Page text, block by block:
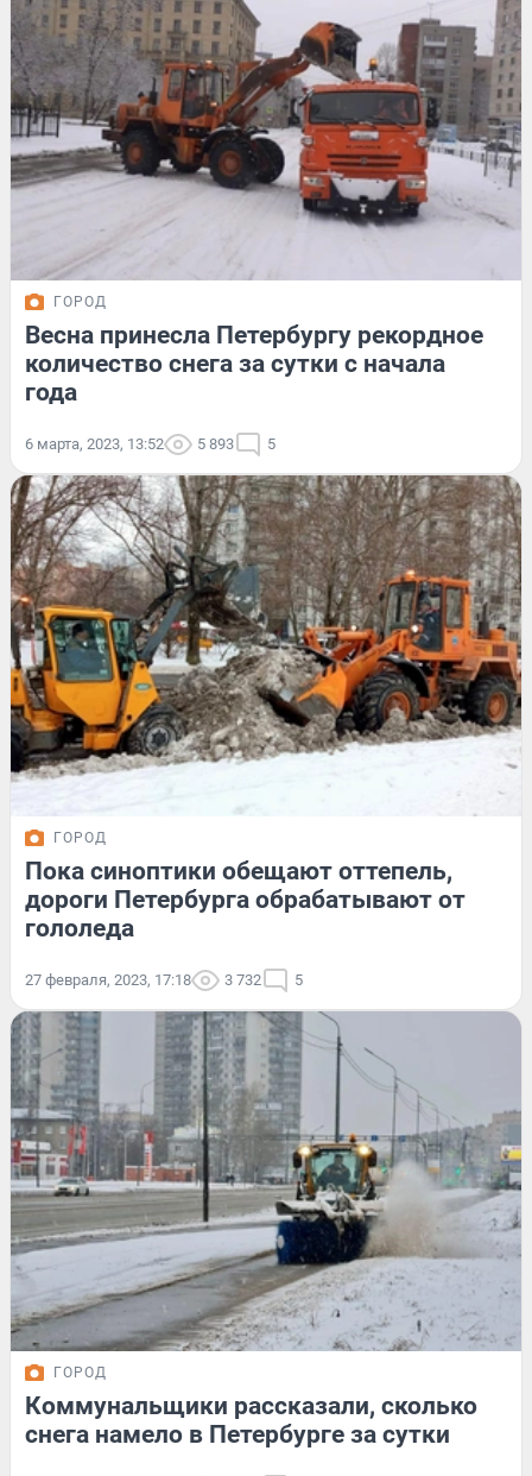
ГОРОД
Весна принесла Петербургу рекордное
количество снега за сутки с начала
года
6 марта, 2023, 13:52 5 893 5
ГОРОД
Пока синоптики обещают оттепель,
дороги Петербурга обрабатывают от
гололеда
27 февраля, 2023, 17:18 3 732 5
ГОРОД
Коммунальщики рассказали, сколько
снега намело в Петербурге за сутки